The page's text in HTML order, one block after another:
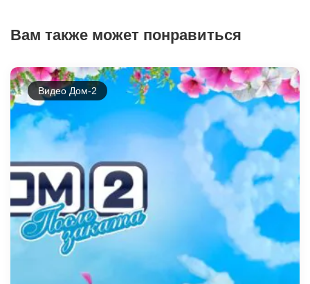
Вам также может понравиться
Видео Дом-2